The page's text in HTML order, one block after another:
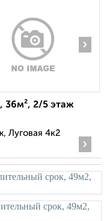
›
36м², 2/5 этаж
Луговая 4к2
›